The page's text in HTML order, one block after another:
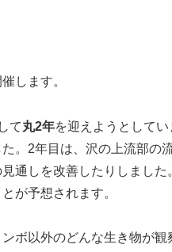
します。
て丸2年を迎えようとして
。2年目は、沢の上流部の
通しを改善したりしまし
が予想されます。
ボ以外のどんな生き物が観